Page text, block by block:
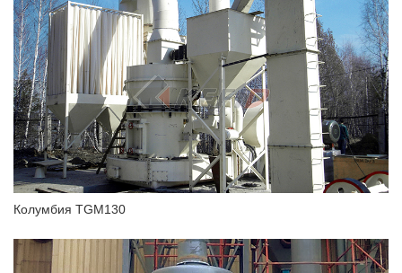
Колумбия TGM130